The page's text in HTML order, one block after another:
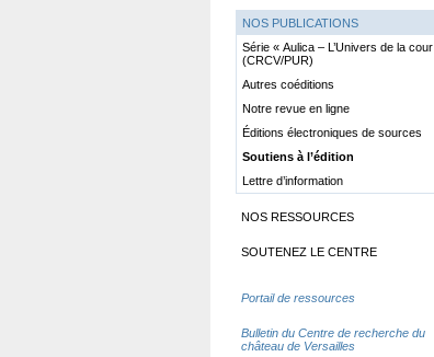
NOS PUBLICATIONS
Série « Aulica – L’Univers de la cour
(CRCV/PUR)
Autres coéditions
Notre revue en ligne
Éditions électroniques de sources
Soutiens à l’édition
Lettre d’information
NOS RESSOURCES
SOUTENEZ LE CENTRE
Portail de ressources
Bulletin du Centre de recherche du
château de Versailles